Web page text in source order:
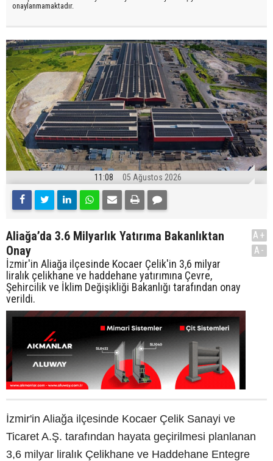
onaylanmamaktadır.
11:08 05 Ağustos 2026
Aliağa’da 3.6 Milyarlık Yatırıma Bakanlıktan
Onay
İzmir'in Aliağa ilçesinde Kocaer Çelik'in 3,6 milyar
liralık çelikhane ve haddehane yatırımına Çevre,
Şehircilik ve İklim Değişikliği Bakanlığı tarafından onay
verildi.
A+
A-
İzmir'in Aliağa ilçesinde Kocaer Çelik Sanayi ve
Ticaret A.Ş. tarafından hayata geçirilmesi planlanan
3,6 milyar liralık Çelikhane ve Haddehane Entegre